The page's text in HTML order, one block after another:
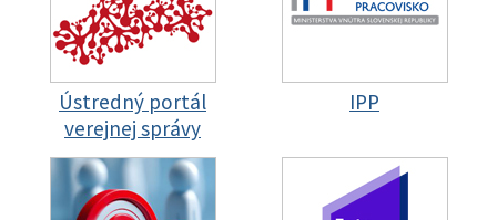
Ústredný portál
verejnej správy
IPP